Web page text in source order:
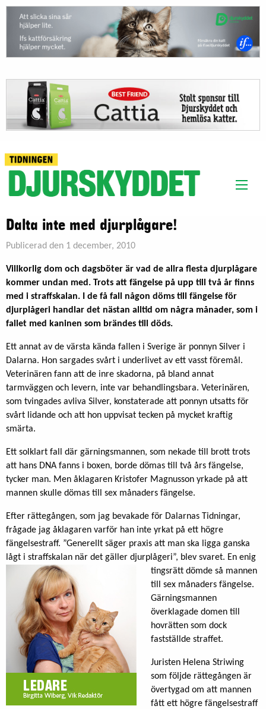
Dalta inte med djurplågare!
Publicerad den 1 december, 2010
Villkorlig dom och dagsböter är vad de allra flesta djurplågare
kommer undan med. Trots att fängelse på upp till två år finns
med i straffskalan.
I de få fall någon döms till fängelse för
djurplågeri handlar det nästan alltid om några månader, som i
fallet med kaninen som brändes till döds.
Ett annat av de värsta kända fallen i Sverige är ponnyn Silver i
Dalarna. Hon sargades svårt i underlivet av ett vasst föremål.
Veterinären fann att de inre skadorna, på bland annat
tarmväggen och levern, inte var behandlingsbara. Veterinären,
som tvingades avliva Silver, konstaterade att ponnyn utsatts för
svårt lidande och att hon uppvisat tecken på mycket kraftig
smärta.
Ett solklart fall där gärningsmannen, som nekade till brott trots
att hans DNA fanns i boxen, borde dömas till två års fängelse,
tycker man. Men åklagaren Kristofer Magnusson yrkade på att
mannen skulle dömas till sex månaders fängelse.
Efter rättegången, som jag bevakade för Dalarnas Tidningar,
frågade jag åklagaren varför han inte yrkat på ett högre
fängelsestraff. ”Generellt säger praxis att man ska ligga ganska
lågt i straffskalan när det gäller djurplågeri”, blev svaret. En enig
tingsrätt dömde så mannen
till sex månaders fängelse.
Gärningsmannen
överklagade domen till
hovrätten som dock
fastställde straffet.
Juristen Helena Striwing
som följde rättegången är
övertygad om att mannen
fått ett högre fängelsestraff